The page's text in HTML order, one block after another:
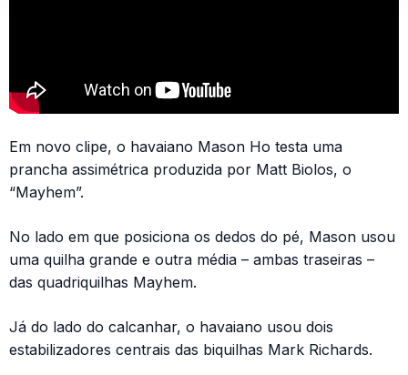
Em novo clipe, o havaiano Mason Ho testa uma
prancha assimétrica produzida por Matt Biolos, o
“Mayhem”.
No lado em que posiciona os dedos do pé, Mason usou
uma quilha grande e outra média – ambas traseiras –
das quadriquilhas Mayhem.
Já do lado do calcanhar, o havaiano usou dois
estabilizadores centrais das biquilhas Mark Richards.